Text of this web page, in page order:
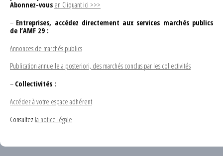
Abonnez-vous en Cliquant ici >>>
– Entreprises, accédez directement aux services marchés publics
de l’AMF 29 :
Annonces de marchés publics
Publication annuelle a posteriori, des marchés conclus par les collectivités
– Collectivités :
Accédez à votre espace adhérent
Consultez la notice légale